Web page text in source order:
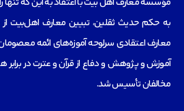
به حکم حدیث ثقلین، تبیین معارف اهل‌بیت
آموزش و پژوهش و دفاع از قرآن و عترت در
مخالفان تأسیس شد.